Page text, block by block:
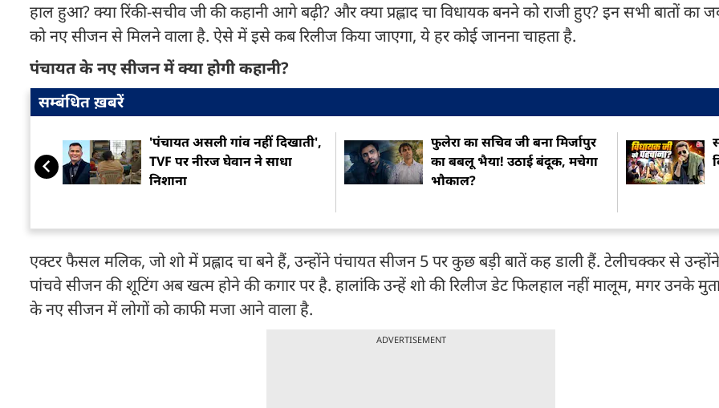
हाल हुआ? क्या रिंकी-सचीव जी की कहानी आगे बढ़ी? और क्या प्रह्लाद चा विधायक बनने को राजी हुए? इन सभी बातों का
को नए सीजन से मिलने वाला है. ऐसे में इसे कब रिलीज किया जाएगा, ये हर कोई जानना चाहता है.
पंचायत के नए सीजन में क्या होगी कहानी?
सम्बंधित ख़बरें
'पंचायत असली गांव नहीं दिखाती',
TVF पर नीरज घेवान ने साधा
निशाना
फुलेरा का सचिव जी बना मिर्जापुर
का बबलू भैया! उठाई बंदूक, मचेगा
भौकाल?
एक्टर फैसल मलिक, जो शो में प्रह्लाद चा बने हैं, उन्होंने पंचायत सीजन 5 पर कुछ बड़ी बातें कह डाली हैं. टेलीचक्कर से
पांचवे सीजन की शूटिंग अब खत्म होने की कगार पर है. हालांकि उन्हें शो की रिलीज डेट फिलहाल नहीं मालूम, मगर उनके
के नए सीजन में लोगों को काफी मजा आने वाला है.
ADVERTISEMENT